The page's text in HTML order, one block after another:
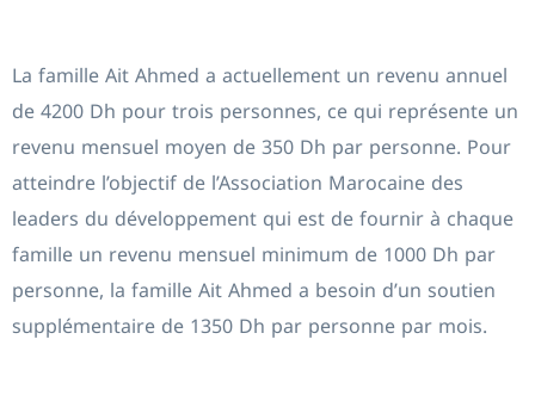
La famille Ait Ahmed a actuellement un revenu annuel
de 4200 Dh pour trois personnes, ce qui représente un
revenu mensuel moyen de 350 Dh par personne. Pour
atteindre l’objectif de l’Association Marocaine des
leaders du développement qui est de fournir à chaque
famille un revenu mensuel minimum de 1000 Dh par
personne, la famille Ait Ahmed a besoin d’un soutien
supplémentaire de 1350 Dh par personne par mois.